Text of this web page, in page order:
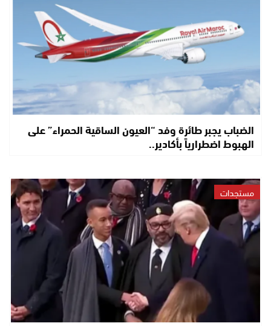
الضباب يجبر طائرة وفد “العيون الساقية الحمراء” على
الهبوط اضطرارياً بأكادير..
مستجدات